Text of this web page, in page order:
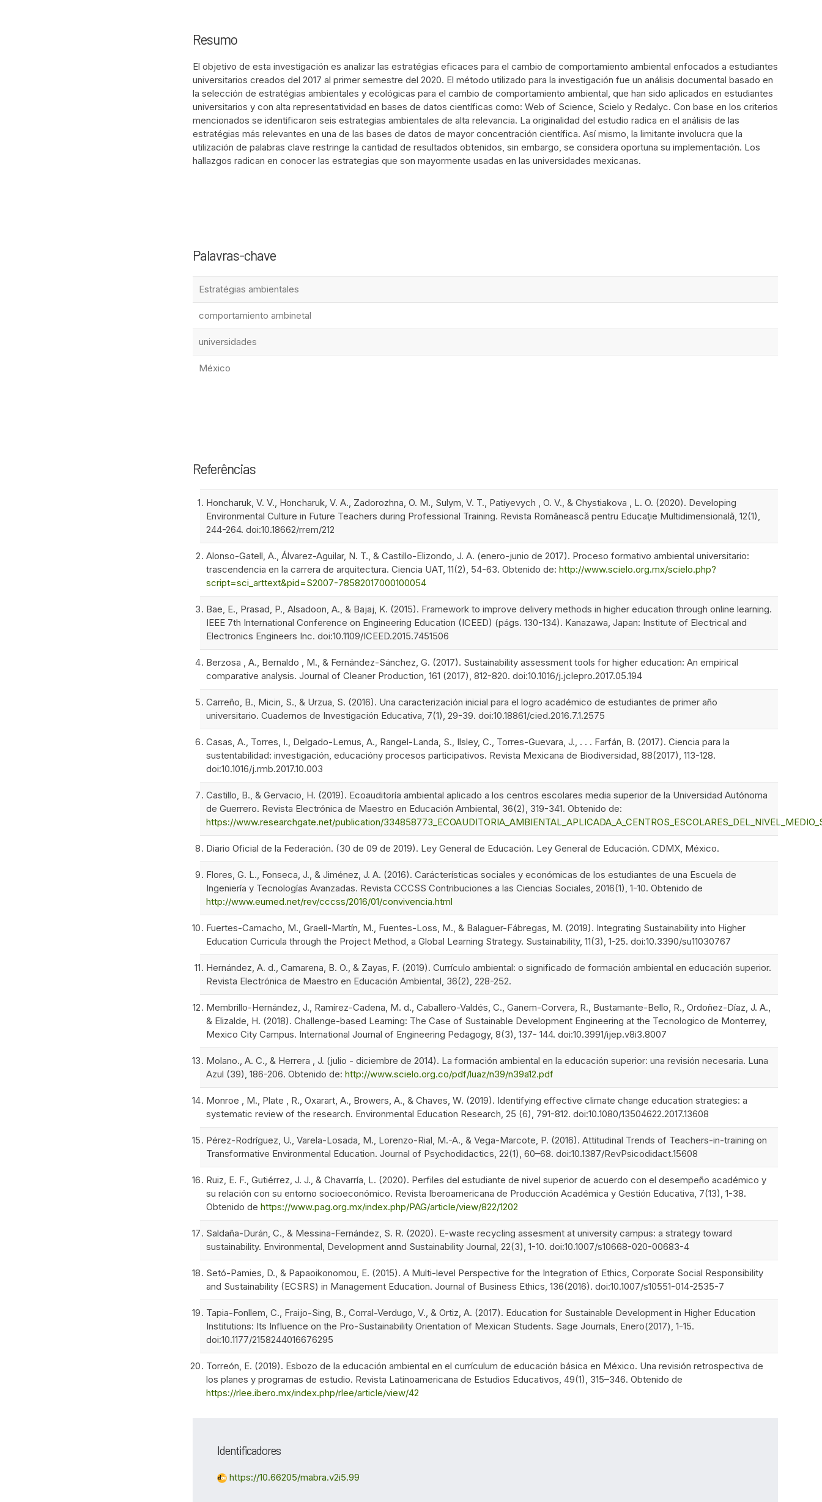
Resumo
El objetivo de esta investigación es analizar las estratégias eficaces para el cambio de comportamiento ambiental enfocados a estudiantes
universitarios creados del 2017 al primer semestre del 2020. El método utilizado para la investigación fue un análisis documental basado en
la selección de estratégias ambientales y ecológicas para el cambio de comportamiento ambiental, que han sido aplicados en estudiantes
universitarios y con alta representatividad en bases de datos científicas como: Web of Science, Scielo y Redalyc. Con base en los criterios
mencionados se identificaron seis estrategias ambientales de alta relevancia. La originalidad del estudio radica en el análisis de las
estratégias más relevantes en una de las bases de datos de mayor concentración científica. Así mismo, la limitante involucra que la
utilización de palabras clave restringe la cantidad de resultados obtenidos, sin embargo, se considera oportuna su implementación. Los
hallazgos radican en conocer las estrategias que son mayormente usadas en las universidades mexicanas.
Palavras-chave
Estratégias ambientales
comportamiento ambinetal
universidades
México
Referências
Honcharuk, V. V., Honcharuk, V. A., Zadorozhna, O. M., Sulym, V. T., Patiyevych , O. V., & Chystiakova , L. O. (2020). Developing
Environmental Culture in Future Teachers during Professional Training. Revista Românească pentru Educaţie Multidimensională, 12(1),
244-264. doi:10.18662/rrem/212
Alonso-Gatell, A., Álvarez-Aguilar, N. T., & Castillo-Elizondo, J. A. (enero-junio de 2017). Proceso formativo ambiental universitario:
trascendencia en la carrera de arquitectura. Ciencia UAT, 11(2), 54-63. Obtenido de: http://www.scielo.org.mx/scielo.php?
script=sci_arttext&pid=S2007-78582017000100054
Bae, E., Prasad, P., Alsadoon, A., & Bajaj, K. (2015). Framework to improve delivery methods in higher education through online learning.
IEEE 7th International Conference on Engineering Education (ICEED) (págs. 130-134). Kanazawa, Japan: Institute of Electrical and
Electronics Engineers Inc. doi:10.1109/ICEED.2015.7451506
Berzosa , A., Bernaldo , M., & Fernández-Sánchez, G. (2017). Sustainability assessment tools for higher education: An empirical
comparative analysis. Journal of Cleaner Production, 161 (2017), 812-820. doi:10.1016/j.jclepro.2017.05.194
Carreño, B., Micin, S., & Urzua, S. (2016). Una caracterización inicial para el logro académico de estudiantes de primer año
universitario. Cuadernos de Investigación Educativa, 7(1), 29-39. doi:10.18861/cied.2016.7.1.2575
Casas, A., Torres, I., Delgado-Lemus, A., Rangel-Landa, S., Ilsley, C., Torres-Guevara, J., . . . Farfán, B. (2017). Ciencia para la
sustentabilidad: investigación, educacióny procesos participativos. Revista Mexicana de Biodiversidad, 88(2017), 113-128.
doi:10.1016/j.rmb.2017.10.003
Castillo, B., & Gervacio, H. (2019). Ecoauditoría ambiental aplicado a los centros escolares media superior de la Universidad Autónoma
de Guerrero. Revista Electrónica de Maestro en Educación Ambiental, 36(2), 319-341. Obtenido de:
https://www.researchgate.net/publication/
Diario Oficial de la Federación. (30 de 09 de 2019). Ley General de Educación. Ley General de Educación. CDMX, México.
Flores, G. L., Fonseca, J., & Jiménez, J. A. (2016). Carácterísticas sociales y económicas de los estudiantes de una Escuela de
Ingeniería y Tecnologías Avanzadas. Revista CCCSS Contribuciones a las Ciencias Sociales, 2016(1), 1-10. Obtenido de
http://www.eumed.net/rev/cccss/2016/01/convivencia.html
Fuertes-Camacho, M., Graell-Martín, M., Fuentes-Loss, M., & Balaguer-Fábregas, M. (2019). Integrating Sustainability into Higher
Education Curricula through the Project Method, a Global Learning Strategy. Sustainability, 11(3), 1-25. doi:10.3390/su11030767
Hernández, A. d., Camarena, B. O., & Zayas, F. (2019). Currículo ambiental: o significado de formación ambiental en educación superior.
Revista Electrónica de Maestro en Educación Ambiental, 36(2), 228-252.
Membrillo-Hernández, J., Ramírez-Cadena, M. d., Caballero-Valdés, C., Ganem-Corvera, R., Bustamante-Bello, R., Ordoñez-Díaz, J. A.,
& Elizalde, H. (2018). Challenge-based Learning: The Case of Sustainable Development Engineering at the Tecnologico de Monterrey,
Mexico City Campus. International Journal of Engineering Pedagogy, 8(3), 137- 144. doi:10.3991/ijep.v8i3.8007
Molano., A. C., & Herrera , J. (julio - diciembre de 2014). La formación ambiental en la educación superior: una revisión necesaria. Luna
Azul (39), 186-206. Obtenido de: http://www.scielo.org.co/pdf/luaz/n39/n39a12.pdf
Monroe , M., Plate , R., Oxarart, A., Browers, A., & Chaves, W. (2019). Identifying effective climate change education strategies: a
systematic review of the research. Environmental Education Research, 25 (6), 791-812. doi:10.1080/13504622.2017.13608
Pérez-Rodríguez, U., Varela-Losada, M., Lorenzo-Rial, M.-A., & Vega-Marcote, P. (2016). Attitudinal Trends of Teachers-in-training on
Transformative Environmental Education. Journal of Psychodidactics, 22(1), 60–68. doi:10.1387/RevPsicodidact.15608
Ruiz, E. F., Gutiérrez, J. J., & Chavarría, L. (2020). Perfiles del estudiante de nivel superior de acuerdo con el desempeño académico y
su relación con su entorno socioeconómico. Revista Iberoamericana de Producción Académica y Gestión Educativa, 7(13), 1-38.
Obtenido de https://www.pag.org.mx/index.php/PAG/article/view/822/1202
Saldaña-Durán, C., & Messina-Fernández, S. R. (2020). E-waste recycling assesment at university campus: a strategy toward
sustainability. Environmental, Development annd Sustainability Journal, 22(3), 1-10. doi:10.1007/s10668-020-00683-4
Setó-Pamies, D., & Papaoikonomou, E. (2015). A Multi-level Perspective for the Integration of Ethics, Corporate Social Responsibility
and Sustainability (ECSRS) in Management Education. Journal of Business Ethics, 136(2016). doi:10.1007/s10551-014-2535-7
Tapia-Fonllem, C., Fraijo-Sing, B., Corral-Verdugo, V., & Ortiz, A. (2017). Education for Sustainable Development in Higher Education
Institutions: Its Influence on the Pro-Sustainability Orientation of Mexican Students. Sage Journals, Enero(2017), 1-15.
doi:10.1177/2158244016676295
Torreón, E. (2019). Esbozo de la educación ambiental en el currículum de educación básica en México. Una revisión retrospectiva de
los planes y programas de estudio. Revista Latinoamericana de Estudios Educativos, 49(1), 315–346. Obtenido de
https://rlee.ibero.mx/index.php/rlee/article/view/42
Identificadores
https://10.66205/mabra.v2i5.99